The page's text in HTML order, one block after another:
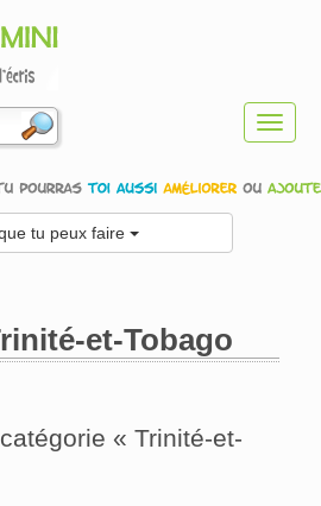
tu peux faire
et-Tobago
« Trinité-et-